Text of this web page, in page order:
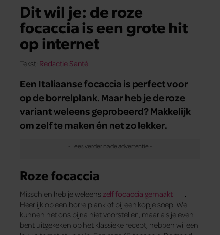
Dit wil je: de roze
focaccia is een grote hit
op internet
Tekst: Redactie Santé
Een Italiaanse focaccia is perfect voor
op de borrelplank. Maar heb je de roze
variant weleens geprobeerd? Makkelijk
om zelf te maken én net zo lekker.
Roze focaccia
Misschien heb je weleens zelf focaccia gemaakt
Heerlijk op een borrelplank of bij een kopje soep. We
kunnen het ons bijna niet voorstellen, maar als je even
bent uitgekeken op het klassieke recept, hebben wij een